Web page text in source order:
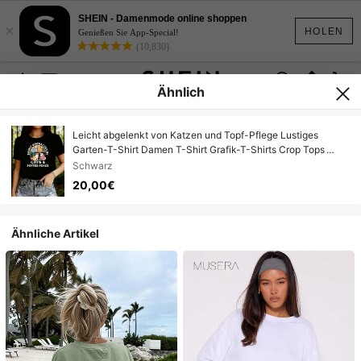
HOLEN
×
SHEIN - Damenmode online shoppen
Genießen Sie App-Special!
(10,830)
Ähnlich
Leicht abgelenkt von Katzen und Topf-Pflege Lustiges
Garten-T-Shirt Damen T-Shirt Grafik-T-Shirts Crop Tops
Outfits Tops T-Shirt
Schwarz
20,00€
Ähnliche Artikel